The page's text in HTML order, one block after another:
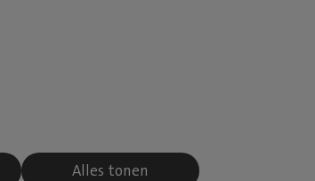
Alles tonen